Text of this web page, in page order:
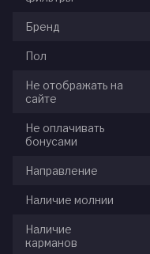
Бренд
Пол
Не отображать на
сайте
Не оплачивать
бонусами
Направление
Наличие молнии
Наличие
карманов